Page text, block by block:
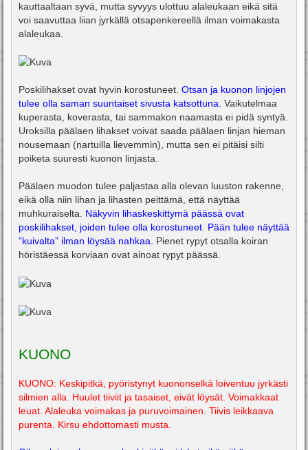
kauttaaltaan syvä, mutta syvyys ulottuu alaleukaan eikä sitä
voi saavuttaa liian jyrkällä otsapenkereellä ilman voimakasta
alaleukaa.
Poskilihakset ovat hyvin korostuneet. Otsan ja kuonon linjojen
tulee olla saman suuntaiset sivusta katsottuna. Vaikutelmaa
kuperasta, koverasta, tai sammakon naamasta ei pidä syntyä.
Uroksilla päälaen lihakset voivat saada päälaen linjan hieman
nousemaan (nartuilla lievemmin), mutta sen ei pitäisi silti
poiketa suuresti kuonon linjasta.
Päälaen muodon tulee paljastaa alla olevan luuston rakenne,
eikä olla niin lihan ja lihasten peittämä, että näyttää
muhkuraiselta. Näkyvin lihaskeskittymä päässä ovat
poskilihakset, joiden tulee olla korostuneet. Pään tulee näyttää
”kuivalta” ilman löysää nahkaa. Pienet rypyt otsalla koiran
höristäessä korviaan ovat ainoat rypyt päässä.
KUONO
KUONO: Keskipitkä, pyöristynyt kuononselkä loiventuu jyrkästi
silmien alla. Huulet tiiviit ja tasaiset, eivät löysät. Voimakkaat
leuat. Alaleuka voimakas ja puruvoimainen. Tiivis leikkaava
purenta. Kirsu ehdottomasti musta.